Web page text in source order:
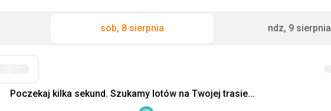
sob, 8 sierpnia ndz, 9 sierpnia
Poczekaj kilka sekund. Szukamy lotów na Twojej trasie...